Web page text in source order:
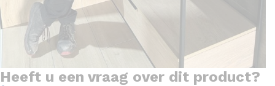
Heeft u een vraag over dit product?